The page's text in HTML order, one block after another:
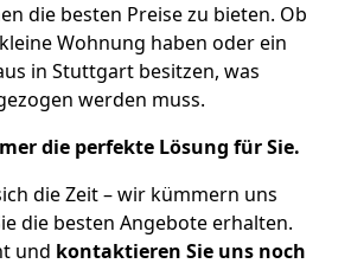
die besten Preise zu bieten. Ob
Wohnung haben oder ein
in Stuttgart besitzen, was
werden muss.
die perfekte Lösung für Sie.
die Zeit – wir kümmern uns
die besten Angebote erhalten.
und kontaktieren Sie uns noch